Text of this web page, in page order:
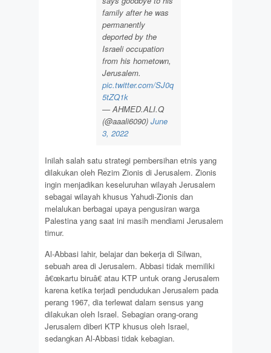
family after he was
permanently
deported by the
Israeli occupation
from his hometown,
Jerusalem.
pic.twitter.com/SJ0q
5tZQ1k
— AHMED.ALI.Q
(@aaali6090) June
3, 2022
Inilah salah satu strategi pembersihan etnis yang
dilakukan oleh Rezim Zionis di Jerusalem. Zionis
ingin menjadikan keseluruhan wilayah Jerusalem
sebagai wilayah khusus Yahudi-Zionis dan
melalukan berbagai upaya pengusiran warga
Palestina yang saat ini masih mendiami Jerusalem
timur.
Al-Abbasi lahir, belajar dan bekerja di Silwan,
sebuah area di Jerusalem. Abbasi tidak memiliki
â€œkartu biruâ€ atau KTP untuk orang Jerusalem
karena ketika terjadi pendudukan Jerusalem pada
perang 1967, dia terlewat dalam sensus yang
dilakukan oleh Israel. Sebagian orang-orang
Jerusalem diberi KTP khusus oleh Israel,
sedangkan Al-Abbasi tidak kebagian.